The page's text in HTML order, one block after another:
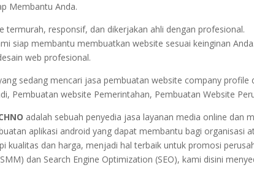
Membantu Anda.
termurah, responsif, dan dikerjakan ahli dengan profesional.
siap membantu membuatkan website sesuai keinginan
web profesional.
sedang mencari jasa pembuatan website company profile
Pembuatan website Pemerintahan, Pembuatan Website
adalah sebuah penyedia jasa layanan media online dan
aplikasi android yang dapat membantu bagi organisasi
kualitas dan harga, menjadi hal terbaik untuk promosi
dan Search Engine Optimization (SEO), kami disini